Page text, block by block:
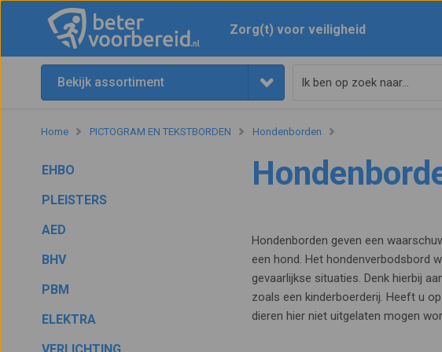
Zorg(t) voor veiligheid
Bekijk assortiment
Home PICTOGRAM EN TEKSTBORDEN Hondenborden
EHBO
PLEISTERS
AED
BHV
PBM
ELEKTRA
Hondenborden geven een
een hond. Het hondenverbodsbord
gevaarlijkse situaties. Denk hierbij
zoals een kinderboerderij. Heeft u
dieren hier niet uitgelaten mogen